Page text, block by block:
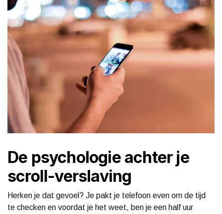
De psychologie achter je
scroll-verslaving
Herken je dat gevoel? Je pakt je telefoon even om de tijd
te checken en voordat je het weet, ben je een half uur